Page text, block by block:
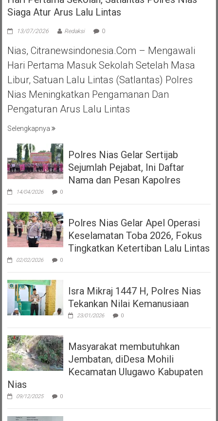
Siaga Atur Arus Lalu Lintas
13/07/2026 Redaksi 0
Nias, Citranewsindonesia.com – Mengawali
Hari Pertama Masuk Sekolah Setelah Masa
Libur, Satuan Lalu Lintas (Satlantas) Polres
Nias Meningkatkan Pengamanan Dan
Pengaturan Arus Lalu Lintas
Selengkapnya
Polres Nias Gelar Sertijab
Sejumlah Pejabat, Ini Daftar
Nama dan Pesan Kapolres
14/04/2026 0
Polres Nias Gelar Apel Operasi
Keselamatan Toba 2026, Fokus
Tingkatkan Ketertiban Lalu Lintas
02/02/2026 0
Isra Mikraj 1447 H, Polres Nias
Tekankan Nilai Kemanusiaan
23/01/2026 0
Masyarakat membutuhkan
Jembatan, diDesa Mohili
Kecamatan Ulugawo Kabupaten
Nias
09/12/2025 0